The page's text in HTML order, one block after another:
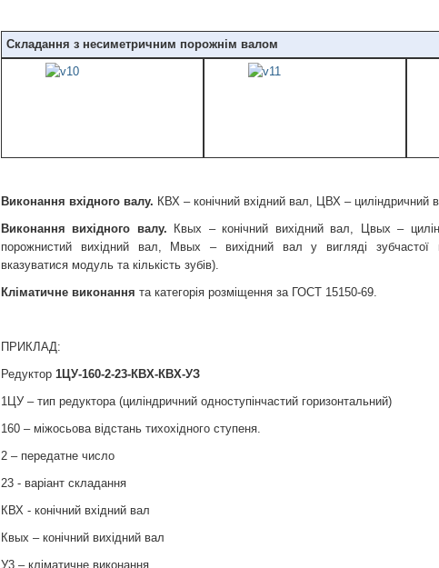
Складання з несиметричним порожнім валом
Виконання вхідного валу. КВХ – конічний вхідний вал, ЦВХ – циліндричний
Виконання вихідного валу. Квых – конічний вихідний вал, Цвых –
порожнистий вихідний вал, Мвых – вихідний вал у вигляді зубчастої
вказуватися модуль та кількість зубів).
Кліматичне виконання та категорія розміщення за ГОСТ 15150-69.
ПРИКЛАД:
Редуктор 1ЦУ-160-2-23-КВХ-КВХ-УЗ
1ЦУ – тип редуктора (циліндричний одноступінчастий горизонтальний)
160 – міжосьова відстань тихохідного ступеня.
2 – передатне число
23 - варіант складання
КВХ - конічний вхідний вал
Квых – конічний вихідний вал
У3 – кліматичне виконання